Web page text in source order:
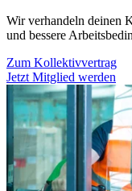
Wir verhandeln deinen
und bessere
Zum Kollektivvertrag
Jetzt Mitglied werden